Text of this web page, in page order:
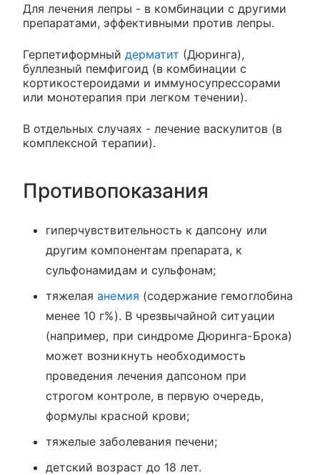
Для лечения лепры - в комбинации с другими
препаратами, эффективными против лепры.
Герпетиформный дерматит (Дюринга),
буллезный пемфигоид (в комбинации с
кортикостероидами и иммуносупрессорами
или монотерапия при легком течении).
В отдельных случаях - лечение васкулитов (в
комплексной терапии).
Противопоказания
гиперчувствительность к дапсону или
другим компонентам препарата, к
сульфонамидам и сульфонам;
тяжелаяанемия (содержание гемоглобина
менее 10 г%). В чрезвычайной ситуации
(например, при синдроме Дюринга-Брока)
может возникнуть необходимость
проведения лечения дапсоном при
строгом контроле, в первую очередь,
формулы красной крови;
тяжелые заболевания печени;
детский возраст до 18 лет.